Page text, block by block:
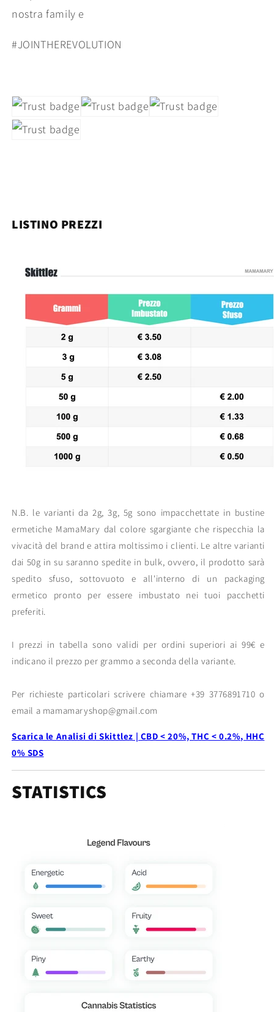
nostra family e
#JOINTHEREVOLUTION
LISTINO PREZZI
N.B. le varianti da 2g, 3g, 5g sono impacchettate in bustine
ermetiche MamaMary dal colore sgargiante che rispecchia la
vivacità del brand e attira moltissimo i clienti. Le altre varianti
dai 50g in su saranno spedite in bulk, ovvero, il prodotto sarà
spedito sfuso, sottovuoto e all'interno di un packaging
ermetico pronto per essere imbustato nei tuoi pacchetti
preferiti.
I prezzi in tabella sono validi per ordini superiori ai 99€ e
indicano il prezzo per grammo a seconda della variante.
Per richieste particolari scrivere chiamare +39 3776891710 o
email a mamamaryshop@gmail.com
Scarica le Analisi di Skittlez | CBD < 20%, THC < 0.2%, HHC
0% SDS
STATISTICS